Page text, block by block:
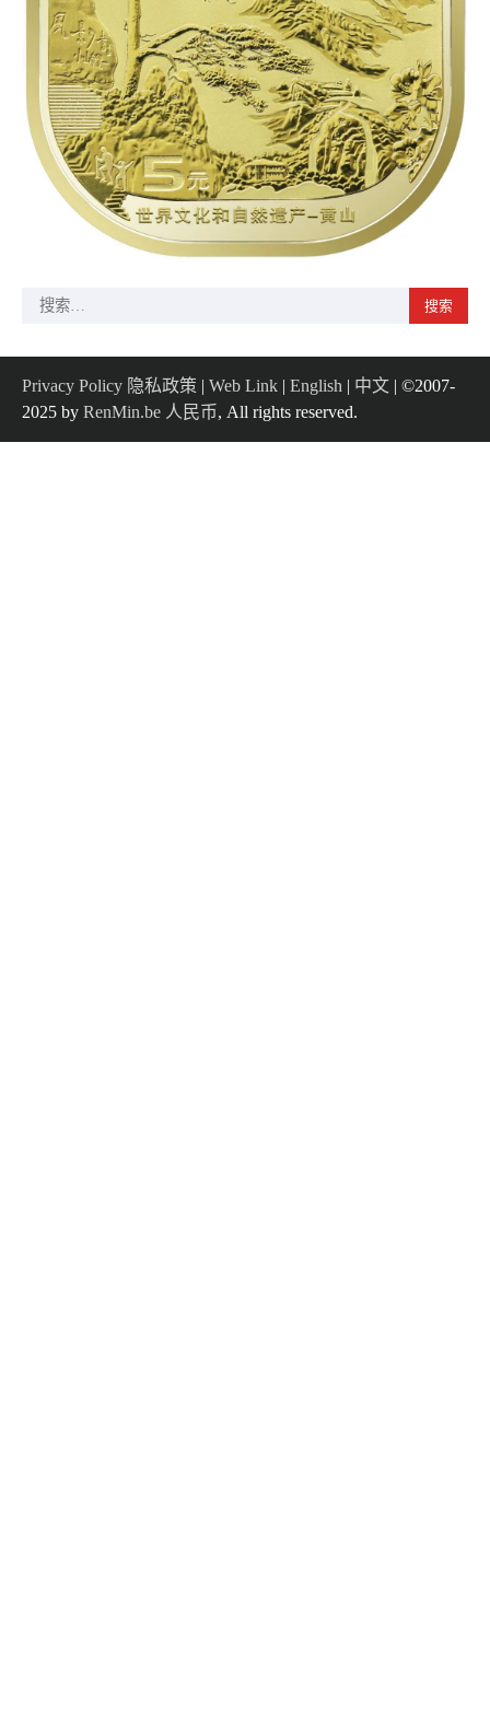
Privacy Policy 隐私政策 | Web Link | English | 中文 | ©2007-
2025 by RenMin.be 人民币, All rights reserved.